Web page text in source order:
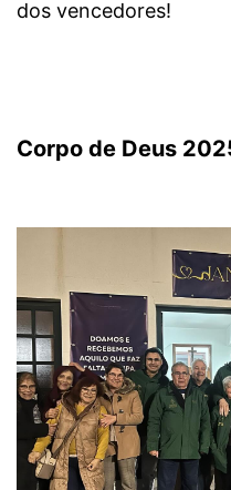
dos vencedores!
Corpo de Deus